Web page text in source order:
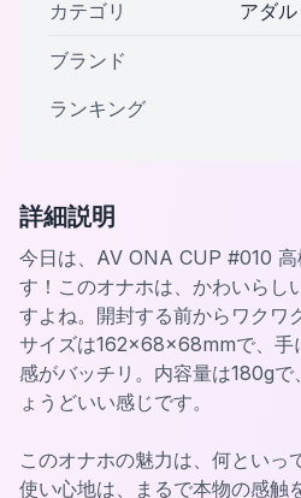
カテゴリ アダル
ブランド
ランキング
詳細説明
今日は、AV ONA CUP #010 高
す！このオナホは、かわいらし
すよね。開封する前からワクワ
サイズは162×68×68mmで、手
感がバッチリ。内容量は180g
ょうどいい感じです。
このオナホの魅力は、何といっ
使い心地は、まるで本物の感触